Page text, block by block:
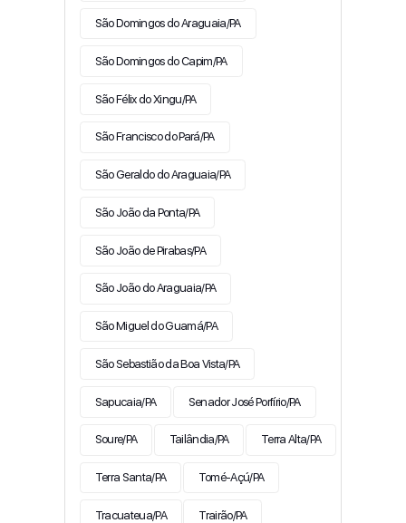
São Domingos do Araguaia/PA
São Domingos do Capim/PA
São Félix do Xingu/PA
São Francisco do Pará/PA
São Geraldo do Araguaia/PA
São João da Ponta/PA
São João de Pirabas/PA
São João do Araguaia/PA
São Miguel do Guamá/PA
São Sebastião da Boa Vista/PA
Sapucaia/PA Senador José Porfírio/PA
Soure/PA Tailândia/PA Terra Alta/PA
Terra Santa/PA Tomé-Açú/PA
Tracuateua/PA Trairão/PA